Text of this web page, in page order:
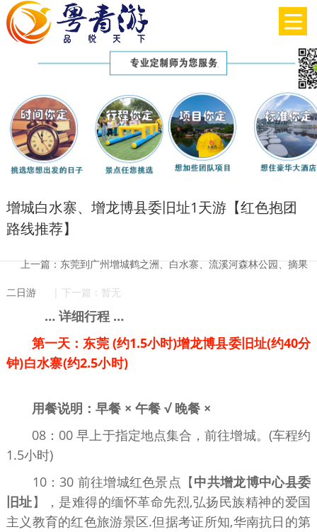
增城白水寨、增龙博县委旧址1天游【红色抱团
路线推荐】
上一篇：东莞到广州增城鹤之洲、白水寨、流溪河森林公园、摘果
二日游 | 下一篇：暂无
… 详细行程 …
第一天：东莞 (约1.5小时)增龙博县委旧址(约40分
钟)白水寨(约2.5小时)
用餐说明：早餐 × 午餐 √ 晚餐 ×
08：00 早上于指定地点集合，前往增城。(车程约
1.5小时)
10：30 前往增城红色景点【中共增龙博中心县委
旧址】，是难得的缅怀革命先烈,弘扬民族精神的爱国
主义教育的红色旅游景区.但据考证所知,华南抗日的第